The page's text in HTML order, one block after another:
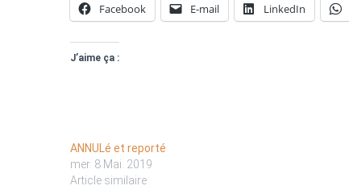
Facebook E-mail LinkedIn
J’aime ça :
ANNULé et reporté
mer. 8 Mai. 2019
Article similaire